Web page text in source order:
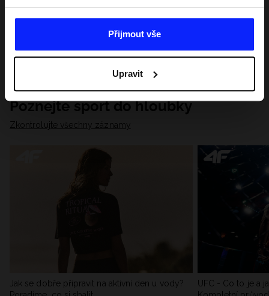
Přijmout vše
Upravit
Poznejte sport do hloubky
Zkontrolujte všechny záznamy
Jak se dobře připravit na aktivní den u vody?
UFC - Co to je a